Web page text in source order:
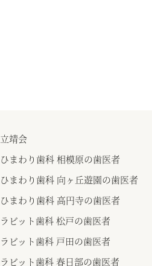
立靖会
ひまわり歯科 相模原の歯医者
ひまわり歯科 向ヶ丘遊園の歯医者
ひまわり歯科 高円寺の歯医者
ラビット歯科 松戸の歯医者
ラビット歯科 戸田の歯医者
ラビット歯科 春日部の歯医者